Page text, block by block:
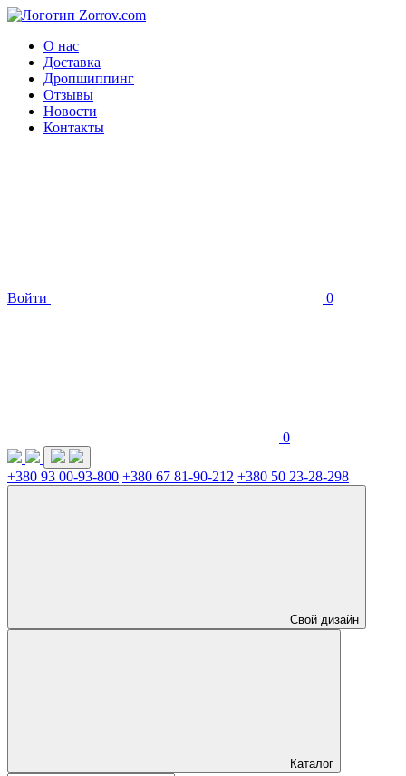
О нас
Доставка
Дропшиппинг
Отзывы
Новости
Контакты
Войти 0
0
+380 93 00-93-800 +380 67 81-90-212 +380 50 23-28-298
Свой дизайн
Каталог